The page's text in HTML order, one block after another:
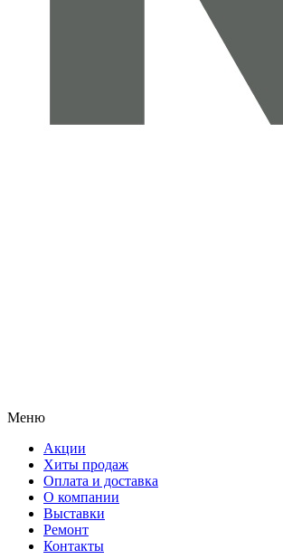
Меню
Акции
Хиты продаж
Оплата и доставка
О компании
Выставки
Ремонт
Контакты